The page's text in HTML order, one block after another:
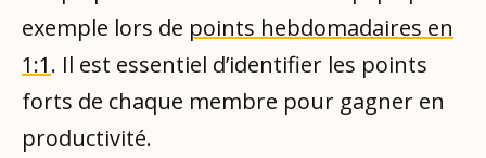
exemple lors de points hebdomadaires en
1:1. Il est essentiel d’identifier les points
forts de chaque membre pour gagner en
productivité.